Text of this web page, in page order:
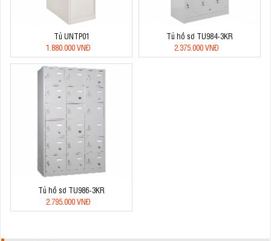
Tủ UNTP01
1.880.000 VNĐ
Tủ hồ sơ TU984-3KR
2.375.000 VNĐ
Tủ hồ sơ TU986-3KR
2.795.000 VNĐ